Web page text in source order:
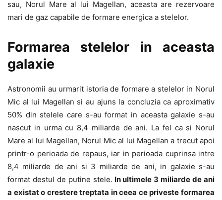
sau, Norul Mare al lui Magellan, aceasta are rezervoare
mari de gaz capabile de formare energica a stelelor.
Formarea stelelor in aceasta
galaxie
Astronomii au urmarit istoria de formare a stelelor in Norul
Mic al lui Magellan si au ajuns la concluzia ca aproximativ
50% din stelele care s-au format in aceasta galaxie s-au
nascut in urma cu 8,4 miliarde de ani. La fel ca si Norul
Mare al lui Magellan, Norul Mic al lui Magellan a trecut apoi
printr-o perioada de repaus, iar in perioada cuprinsa intre
8,4 miliarde de ani si 3 miliarde de ani, in galaxie s-au
format destul de putine stele. In ultimele 3 miliarde de ani
a existat o crestere treptata in ceea ce priveste formarea